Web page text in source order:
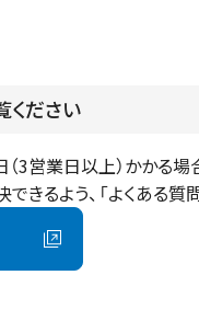
ください
3営業日以上）かかる場
きるよう、「よくある質